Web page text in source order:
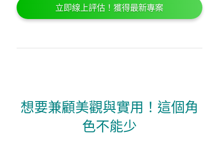
立即線上評估！獲得最新專案
想要兼顧美觀與實用！這個角
色不能少